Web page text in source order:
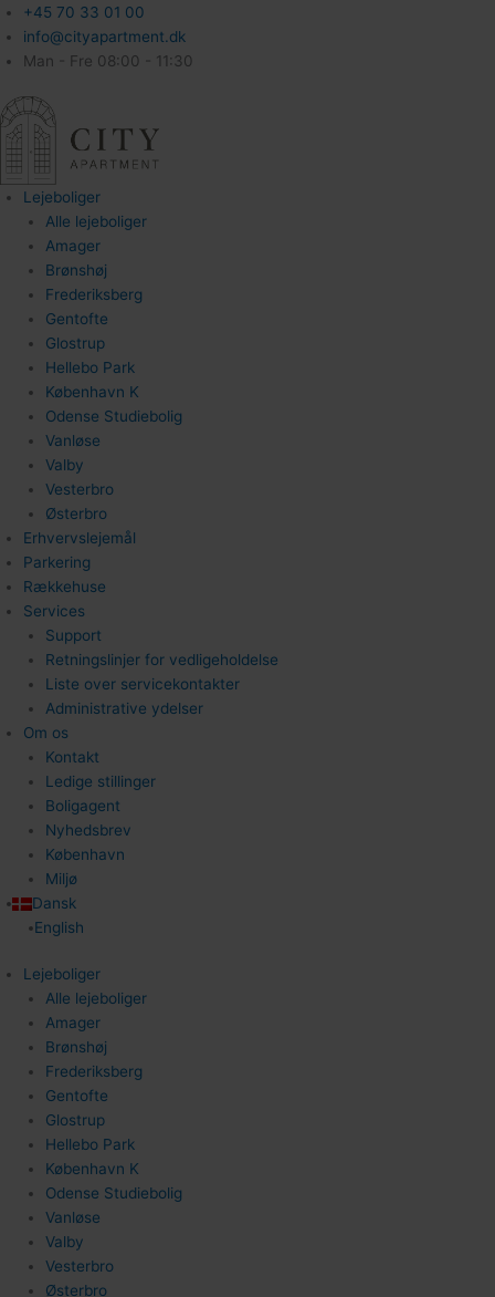
+45 70 33 01 00
info@cityapartment.dk
Man - Fre 08:00 - 11:30
Lejeboliger
Alle lejeboliger
Amager
Brønshøj
Frederiksberg
Gentofte
Glostrup
Hellebo Park
København K
Odense Studiebolig
Vanløse
Valby
Vesterbro
Østerbro
Erhvervslejemål
Parkering
Rækkehuse
Services
Support
Retningslinjer for vedligeholdelse
Liste over servicekontakter
Administrative ydelser
Om os
Kontakt
Ledige stillinger
Boligagent
Nyhedsbrev
København
Miljø
Dansk
English
Lejeboliger
Alle lejeboliger
Amager
Brønshøj
Frederiksberg
Gentofte
Glostrup
Hellebo Park
København K
Odense Studiebolig
Vanløse
Valby
Vesterbro
Østerbro